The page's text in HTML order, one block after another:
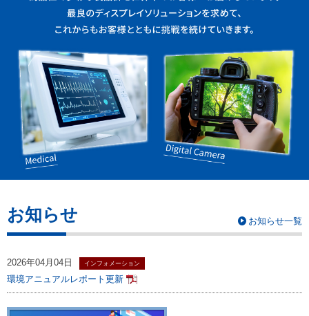
お知らせ お知らせ一覧
2026年04月04日 インフォメーション
環境アニュアルレポート更新